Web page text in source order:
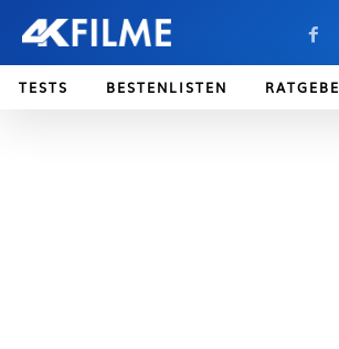
TESTS BESTENLISTEN